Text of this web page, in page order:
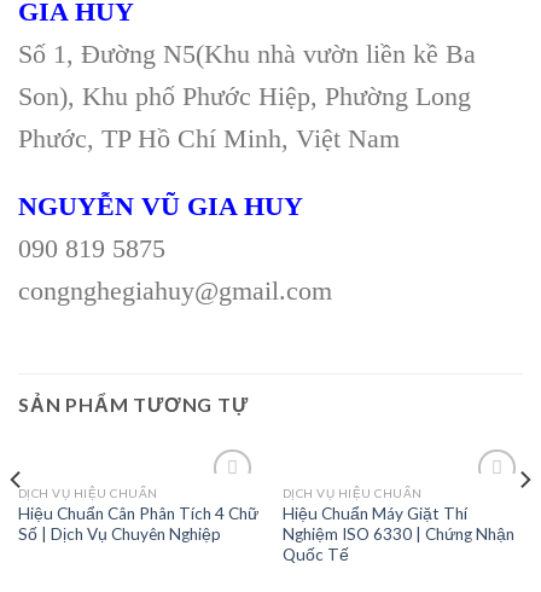
GIA HUY
Số 1, Đường N5(Khu nhà vườn liền kề Ba
Son), Khu phố Phước Hiệp, Phường Long
Phước, TP Hồ Chí Minh, Việt Nam
NGUYỄN VŨ GIA HUY
090 819 5875
congnghegiahuy@gmail.com
SẢN PHẨM TƯƠNG TỰ
Add to
DỊCH VỤ HIỆU CHUẨN
Hiệu Chuẩn Cân Phân Tích 4 Chữ
Số | Dịch Vụ Chuyên Nghiệp
Add to
DỊCH VỤ HIỆU CHUẨN
Hiệu Chuẩn Máy Giặt Thí
Nghiệm ISO 6330 | Chứng Nhận
Quốc Tế